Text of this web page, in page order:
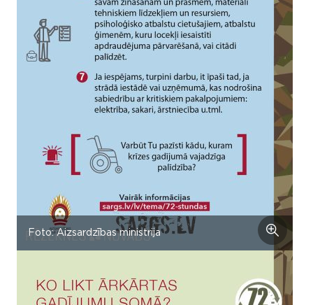
Foto: Aizsardzības ministrija